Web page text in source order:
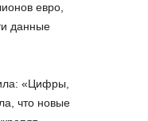
евро,
данные
«Цифры,
что новые